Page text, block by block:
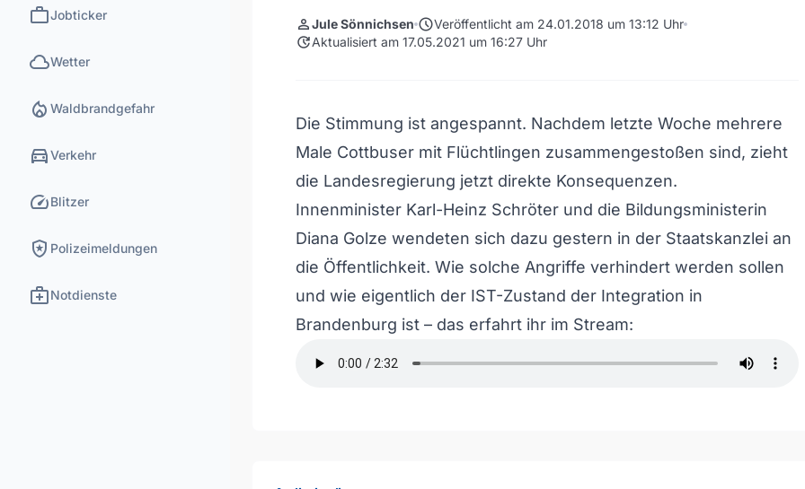
workJobticker
cloudWetter
local_fire_department Waldbrandgefahr
directions_carVerkehr
speedBlitzer
local_police Polizeimeldungen
medical_servicesNotdienste
personJule Sönnichsen scheduleVeröffentlicht am 24.01.2018 um 13:12 Uhr
updateAktualisiert am 17.05.2021 um 16:27 Uhr
Die Stimmung ist angespannt. Nachdem letzte Woche mehrere
Male Cottbuser mit Flüchtlingen zusammengestoßen sind, zieht
die Landesregierung jetzt direkte Konsequenzen.
Innenminister Karl-Heinz Schröter und die Bildungsministerin
Diana Golze wendeten sich dazu gestern in der Staatskanzlei an
die Öffentlichkeit. Wie solche Angriffe verhindert werden sollen
und wie eigentlich der IST-Zustand der Integration in
Brandenburg ist – das erfahrt ihr im Stream: